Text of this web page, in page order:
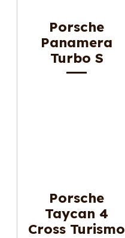
Porsche
Panamera
Turbo S
Porsche
Taycan 4
Cross Turismo